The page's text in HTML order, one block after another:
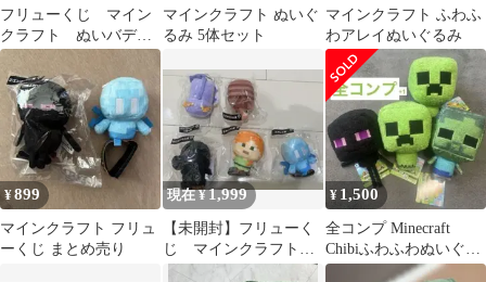
フリューくじ マイン
クラフト ぬいバディ9
種まとめ売り
マインクラフト ぬいぐ
るみ 5体セット
マインクラフト ふわふ
わアレイぬいぐるみ
¥899
マインクラフト フリュ
ーくじ まとめ売り
現在 ¥1,999
【未開封】フリューく
じ マインクラフトぬ
いぐるみ ×5
¥ 1,500
全コンプ Minecraft
Chibiふわふわぬいぐる
み